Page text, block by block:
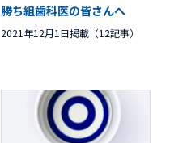
勝ち組歯科医の皆さんへ
2021年12月1日掲載（12記事）